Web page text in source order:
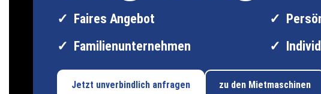
Faires Angebot
Familienunternehmen
Jetzt unverbindlich anfragen zu den Mietmaschinen